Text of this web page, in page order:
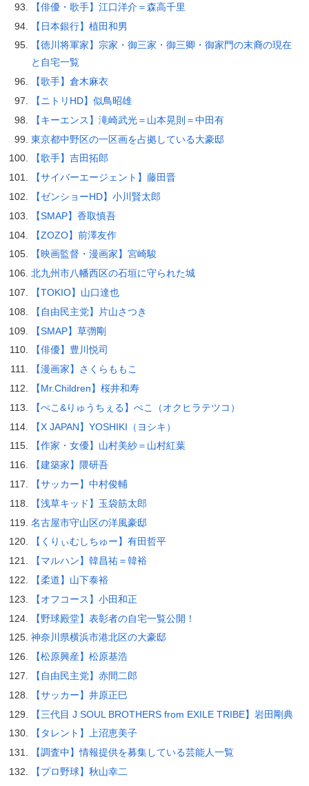
【俳優・歌手】江口洋介＝森高千里
【日本銀行】植田和男
【徳川将軍家】宗家・御三家・御三卿・御家門の末裔の現在
と自宅一覧
【歌手】倉木麻衣
【ニトリHD】似鳥昭雄
【キーエンス】滝崎武光＝山本晃則＝中田有
東京都中野区の一区画を占拠している大豪邸
【歌手】吉田拓郎
【サイバーエージェント】藤田晋
【ゼンショーHD】小川賢太郎
【SMAP】香取慎吾
【ZOZO】前澤友作
【映画監督・漫画家】宮崎駿
北九州市八幡西区の石垣に守られた城
【TOKIO】山口達也
【自由民主党】片山さつき
【SMAP】草彅剛
【俳優】豊川悦司
【漫画家】さくらももこ
【Mr.Children】桜井和寿
【ぺこ&りゅうちぇる】ぺこ（オクヒラテツコ）
【X JAPAN】YOSHIKI（ヨシキ）
【作家・女優】山村美紗＝山村紅葉
【建築家】隈研吾
【サッカー】中村俊輔
【浅草キッド】玉袋筋太郎
名古屋市守山区の洋風豪邸
【くりぃむしちゅー】有田哲平
【マルハン】韓昌祐＝韓裕
【柔道】山下泰裕
【オフコース】小田和正
【野球殿堂】表彰者の自宅一覧公開！
神奈川県横浜市港北区の大豪邸
【松原興産】松原基浩
【自由民主党】赤間二郎
【サッカー】井原正巳
【三代目 J SOUL BROTHERS from EXILE TRIBE】岩田剛典
【タレント】上沼恵美子
【調査中】情報提供を募集している芸能人一覧
【プロ野球】秋山幸二